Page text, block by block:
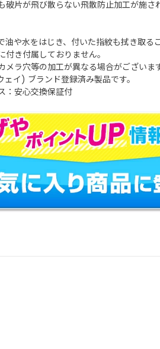
破片が飛び散らない飛散防止加工が施さ
油や水をはじき、付いた指紋も拭き取る
き付属しておりません。
ラ穴等の加工が異なる場合がございます
イ) ブランド登録済み製品です。
：安心交換保証付